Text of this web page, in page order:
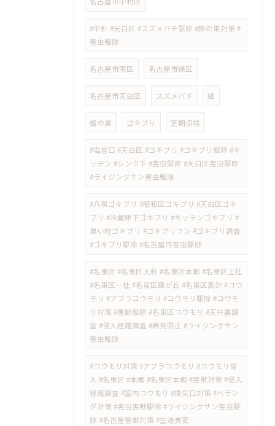
#平針 #天白区 #スズメバチ駆除 #蜂の巣対策 #
害虫駆除
名古屋市南区 名古屋市緑区
名古屋市天白区 スズメバチ 蜂
蜂の巣 ゴキブリ 定期点検
#塩釜口 #天白区 #ゴキブリ #ゴキブリ駆除 #キ
ッチン #シンク下 #害虫駆除 #天白区害虫駆除
#ライジングサン害虫駆除
#八事ゴキブリ #昭和区ゴキブリ #天白区ゴキ
ブリ #冷蔵庫下ゴキブリ #キッチンゴキブリ #
黒い粒ゴキブリ #ゴキブリフン #ゴキブリ調査
#ゴキブリ駆除 #名古屋市害虫駆除
#名東区 #名東区大針 #名東区本郷 #名東区上社
#名東区一社 #名東区藤が丘 #名東区高針 #コウ
モリ #アブラコウモリ #コウモリ駆除 #コウモ
リ対策 #害獣駆除 #名東区コウモリ #天井裏調
査 #侵入経路調査 #再発防止 #ライジングサン
害虫駆除
#コウモリ対策 #アブラコウモリ #コウモリ侵
入 #名東区 #本郷 #名東区本郷 #害獣対策 #侵入
経路調査 #室内コウモリ #換気口対策 #ベラン
ダ対策 #害虫害獣駆除 #ライジングサン害虫駆
除 #名古屋害獣対策 #生活異変